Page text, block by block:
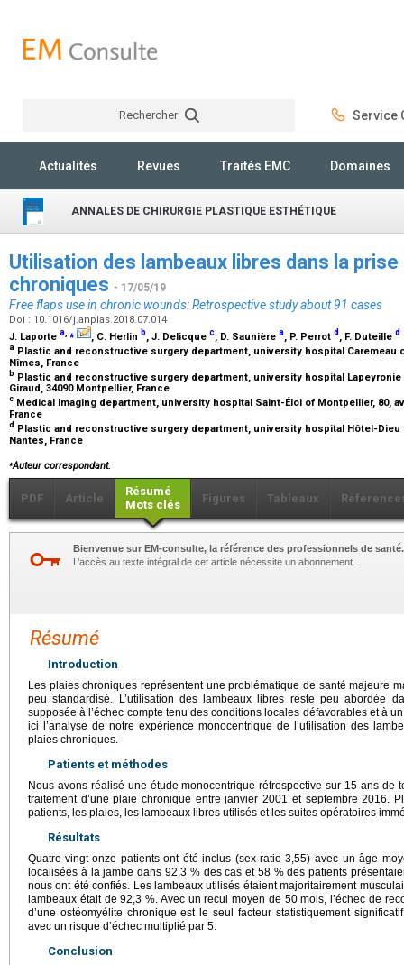
Rechercher Service
Actualités Revues Traités EMC Domaines
ANNALES DE CHIRURGIE PLASTIQUE ESTHÉTIQUE
Utilisation des lambeaux libres dans la
chroniques - 17/05/19
Free flaps use in chronic wounds: Retrospective study about 91 cases
Doi : 10.1016/j.anplas.2018.07.014
J. Laporte a,⁎ , C. Herlin b, J. Delicque c, D. Saunière a, P. Perrot d , F. Duteille d
a Plastic and reconstructive surgery department, university hospital Caremeau
Nîmes, France
b Plastic and reconstructive surgery department, university hospital
Giraud, 34090 Montpellier, France
c Medical imaging department, university hospital Saint-Éloi of Montpellier, 80,
France
d Plastic and reconstructive surgery department, university hospital Hôtel-Dieu
Nantes, France
⁎Auteur correspondant.
PDF Article
Résumé
Mots clés
Figures Tableaux
Bienvenue sur EM-consulte, la référence des professionnels de santé.
L’accès au texte intégral de cet article nécessite un abonnement.
Résumé
Introduction
Les plaies chroniques représentent une problématique de santé majeure
peu standardisé. L’utilisation des lambeaux libres reste peu abordée
supposée à l’échec compte tenu des conditions locales défavorables et à
ici l’analyse de notre expérience monocentrique de l’utilisation des
plaies chroniques.
Patients et méthodes
Nous avons réalisé une étude monocentrique rétrospective sur 15 ans de
traitement d’une plaie chronique entre janvier 2001 et septembre 2016.
patients, les plaies, les lambeaux libres utilisés et les suites opératoires
Résultats
Quatre-vingt-onze patients ont été inclus (sex-ratio 3,55) avec un âge
localisées à la jambe dans 92,3 % des cas et 58 % des patients
nous ont été confiés. Les lambeaux utilisés étaient majoritairement
lambeaux était de 92,3 %. Avec un recul moyen de 50 mois, l’échec de
d’une ostéomyélite chronique est le seul facteur statistiquement
avec un risque d’échec multiplié par 5.
Conclusion